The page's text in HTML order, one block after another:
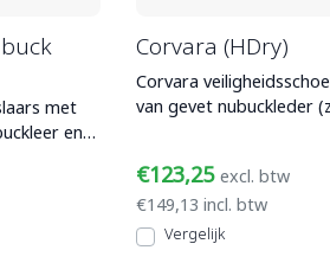
met
en
Corvara (HDry)
Corvara
van gevet nubuckleder
€123,25 excl. btw
€149,13 incl. btw
Vergelijk